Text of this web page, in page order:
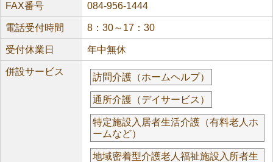
FAX番号 084-956-1444
電話受付時間 8：30～17：30
受付休業日 年中無休
併設サービス
訪問介護（ホームヘルプ）
通所介護（デイサービス）
特定施設入居者生活介護（有料老人ホ
ームなど）
地域密着型介護老人福祉施設入所者生